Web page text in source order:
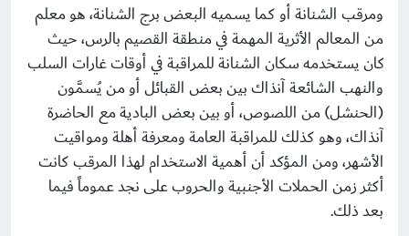
ومرقب الشنانة أو كما يسميه البعض برج الشنانة، هو معلم
من المعالم الأثرية المهمة في منطقة القصيم بالرس، حيث
كان يستخدمه سكان الشنانة للمراقبة في أوقات غارات السلب
والنهب الشائعة آنذاك بين بعض القبائل أو من يُسمَّون
(الحنشل) من اللصوص، أو بين بعض البادية مع الحاضرة
آنذاك، وهو كذلك للمراقبة العامة ومعرفة أهلة ومواقيت
الأشهر، ومن المؤكد أن أهمية الاستخدام لهذا المرقب كانت
أكثر زمن الحملات الأجنبية والحروب على نجد عموماً فيما
بعد ذلك.